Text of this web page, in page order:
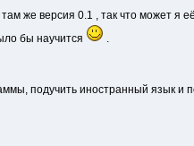
же версия 0.1 , так что может я
бы научится
.
подучить иностранный язык